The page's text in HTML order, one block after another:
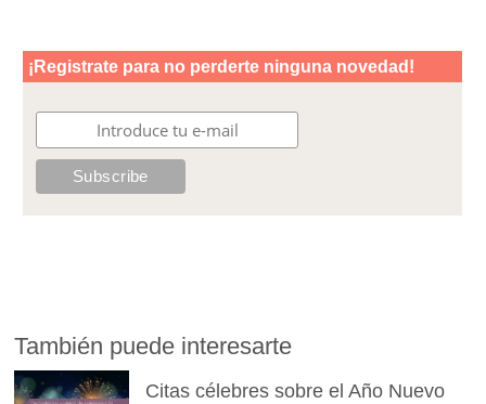
También puede interesarte
Citas célebres sobre el Año Nuevo